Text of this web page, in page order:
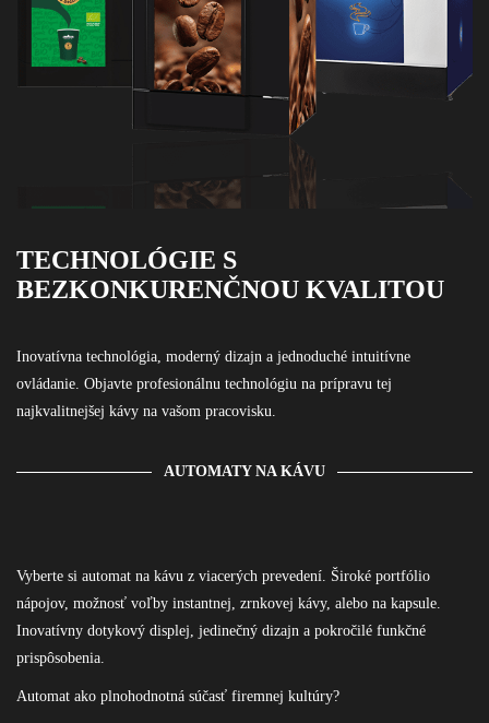
TECHNOLÓGIE S
BEZKONKURENČNOU KVALITOU
Inovatívna technológia, moderný dizajn a jednoduché intuitívne
ovládanie. Objavte profesionálnu technológiu na prípravu tej
najkvalitnejšej kávy na vašom pracovisku.
AUTOMATY NA KÁVU
Vyberte si automat na kávu z viacerých prevedení. Široké portfólio
nápojov, možnosť voľby instantnej, zrnkovej kávy, alebo na kapsule.
Inovatívny dotykový displej, jedinečný dizajn a pokročilé funkčné
prispôsobenia.
Automat ako plnohodnotná súčasť firemnej kultúry?